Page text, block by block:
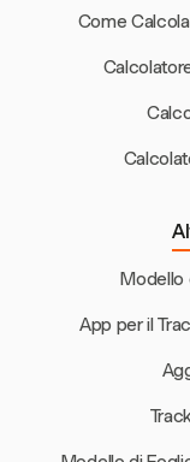
Come
Modello
App per il